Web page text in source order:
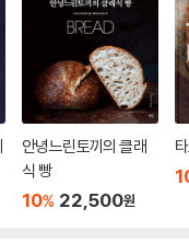
안녕느린토끼의 클래
식 빵
10% 22,500원